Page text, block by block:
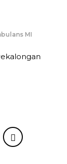
MI